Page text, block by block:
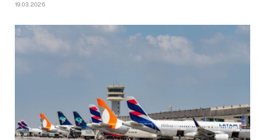
19.03.2026